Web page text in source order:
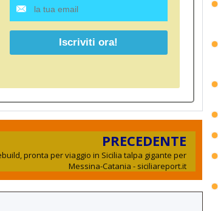
PRECEDENTE
pronta per viaggio in Sicilia talpa gigante per
Messina-Catania - siciliareport.it